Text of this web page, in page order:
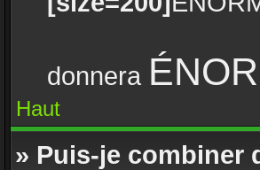
donnera
Haut
» Puis-je combiner